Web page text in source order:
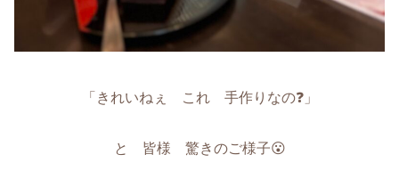
「きれいねぇ これ 手作りなの❓」
と 皆様 驚きのご様子😮